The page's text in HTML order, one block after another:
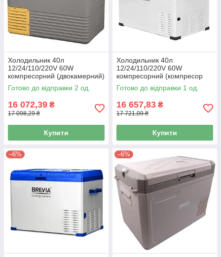
Холодильник 40л
12/24/110/220V 60W
компресорний (двокамерний)
"Brevia" 22560
Готово до відправки 2 од.
16 072,39 ₴
17 098,29 ₴
Купити
Холодильник 40л
12/24/110/220V 60W
компресорний (компресор
LG) "Brevia" 22445
Готово до відправки 1 од.
16 657,83 ₴
17 721,09 ₴
Купити
–6% –6%